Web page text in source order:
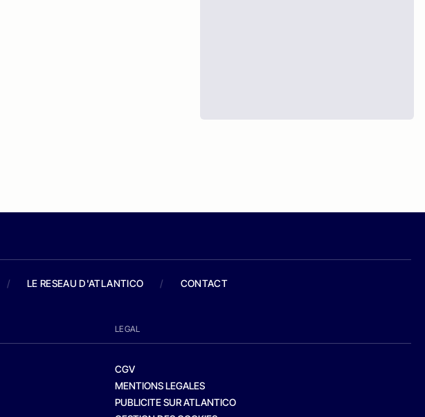
/ LE RESEAU D'ATLANTICO / CONTACT
LEGAL
CGV
MENTIONS LEGALES
PUBLICITE SUR ATLANTICO